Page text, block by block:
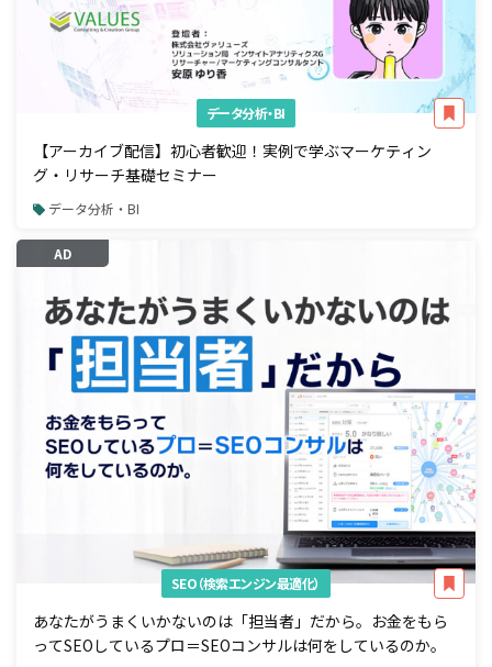
データ分析・BI
【アーカイブ配信】初心者歓迎！実例で学ぶマーケティン
グ・リサーチ基礎セミナー
データ分析・BI
AD
SEO（検索エンジン最適化）
あなたがうまくいかないのは「担当者」だから。お金をもら
ってSEOしているプロ＝SEOコンサルは何をしているのか。